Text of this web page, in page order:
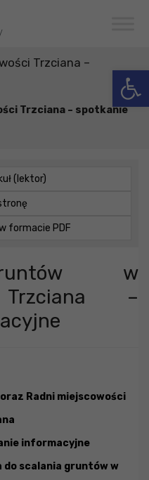
Trzciana –
Trzciana – spotkanie
(lektor)
formacie PDF
w
Trzciana –
Radni miejscowości
informacyjne
scalania gruntów w